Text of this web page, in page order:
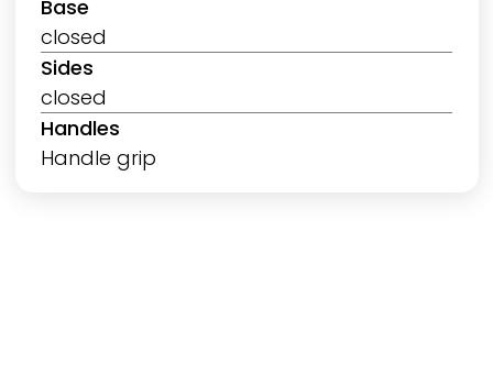
Base
closed
Sides
closed
Handles
Handle grip